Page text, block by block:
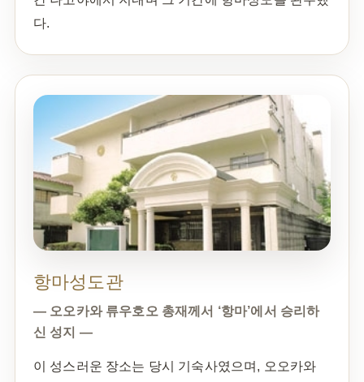
다.
항마성도관
— 오오카와 류우호오 총재께서 ‘항마’에서 승리하
신 성지 —
이 성스러운 장소는 당시 기숙사였으며, 오오카와